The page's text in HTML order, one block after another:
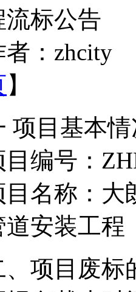
流标公告
者：zhcity
】
项目基本情
目编号：
目名称：大
道安装工程
、项目废标